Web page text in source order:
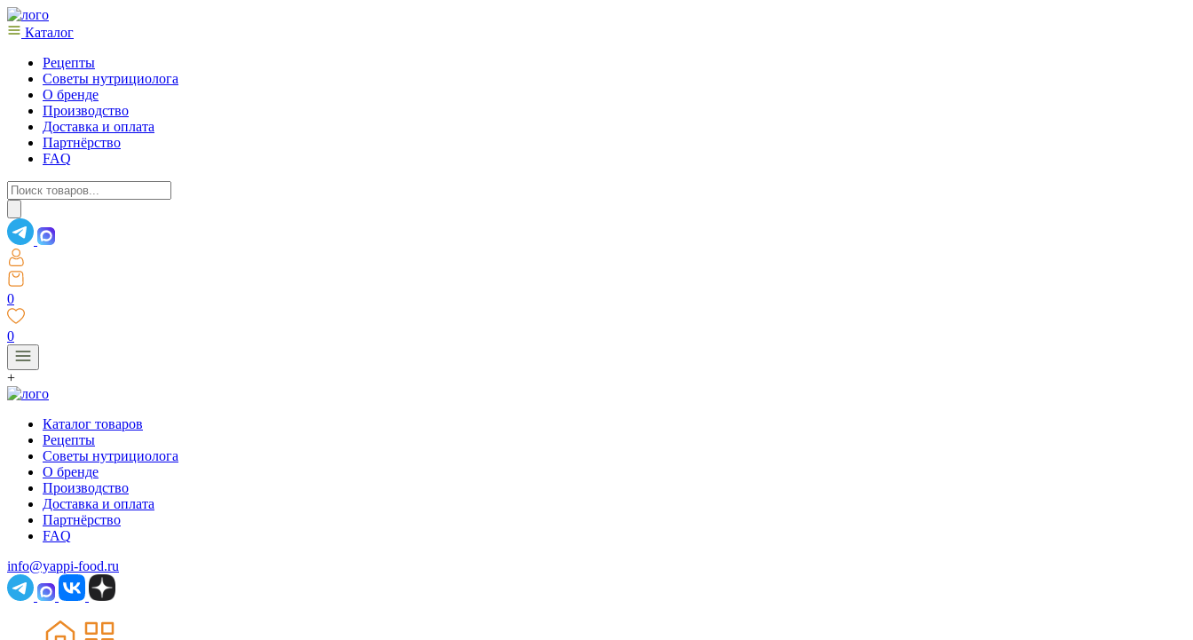
Каталог
Рецепты
Советы нутрициолога
О бренде
Производство
Доставка и оплата
Партнёрство
FAQ
Поиск
товаров
0
0
+
Каталог товаров
Рецепты
Советы нутрициолога
О бренде
Производство
Доставка и оплата
Партнёрство
FAQ
info@yappi-food.ru